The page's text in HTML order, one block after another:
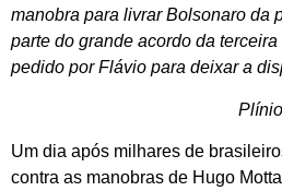
manobra para livrar Bolsonaro da
parte do grande acordo da terceira
pedido por Flávio para deixar a
Um dia após milhares de
contra as manobras de Hugo